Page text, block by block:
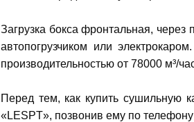
Загрузка бокса фронтальная,
автопогрузчиком или
производительностью от 78000 м³/
Перед тем, как купить сушильную
«LESPT», позвонив ему по